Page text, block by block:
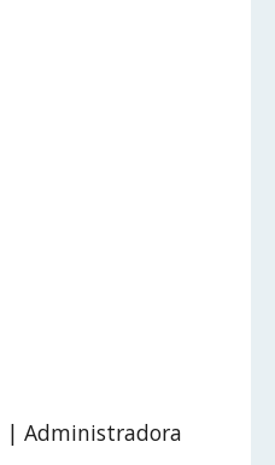
| Administradora